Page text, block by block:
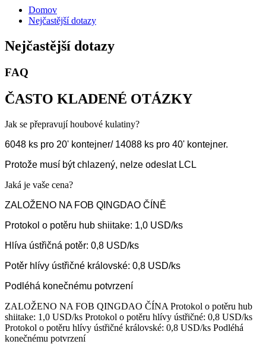
Domov
Nejčastější dotazy
Nejčastější dotazy
FAQ
ČASTO KLADENÉ OTÁZKY
Jak se přepravují houbové kulatiny?
6048 ks pro 20' kontejner/ 14088 ks pro 40' kontejner.
Protože musí být chlazený, nelze odeslat LCL
Jaká je vaše cena?
ZALOŽENO NA FOB QINGDAO ČÍNĚ
Protokol o potěru hub shiitake: 1,0 USD/ks
Hlíva ústřičná potěr: 0,8 USD/ks
Potěr hlívy ústřičné královské: 0,8 USD/ks
Podléhá konečnému potvrzení
ZALOŽENO NA FOB QINGDAO ČÍNA Protokol o potěru hub
shiitake: 1,0 USD/ks Protokol o potěru hlívy ústřičné: 0,8 USD/ks
Protokol o potěru hlívy ústřičné královské: 0,8 USD/ks Podléhá
konečnému potvrzení